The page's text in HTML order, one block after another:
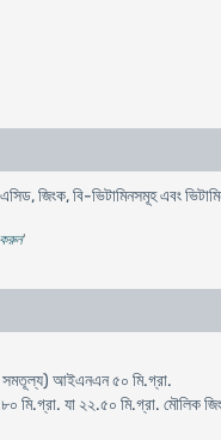
জিংক, বি-ভিটামিনসমূহ এবং
করুন'
সমতূল্য) আইএনএন ৫০ মি.গ্রা.
মি.গ্রা. যা ২২.৫০ মি.গ্রা. মৌলিক